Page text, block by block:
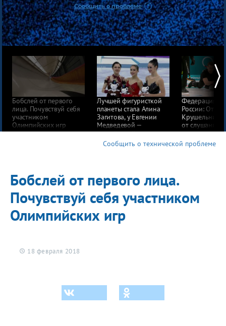
Сообщить о проблеме
Бобслей от первого
лица. Почувствуй себя
участником
Олимпийских игр
Лучшей фигуристкой
планеты стала Алина
Загитова, у Евгении
Медведевой —
«серебро» Олимпиады
Федерация
России: Отказ
от слушаний в
не означает
вины
Сообщить о технической проблеме
Бобслей от первого лица.
Почувствуй себя участником
Олимпийских игр
18 февраля 2018